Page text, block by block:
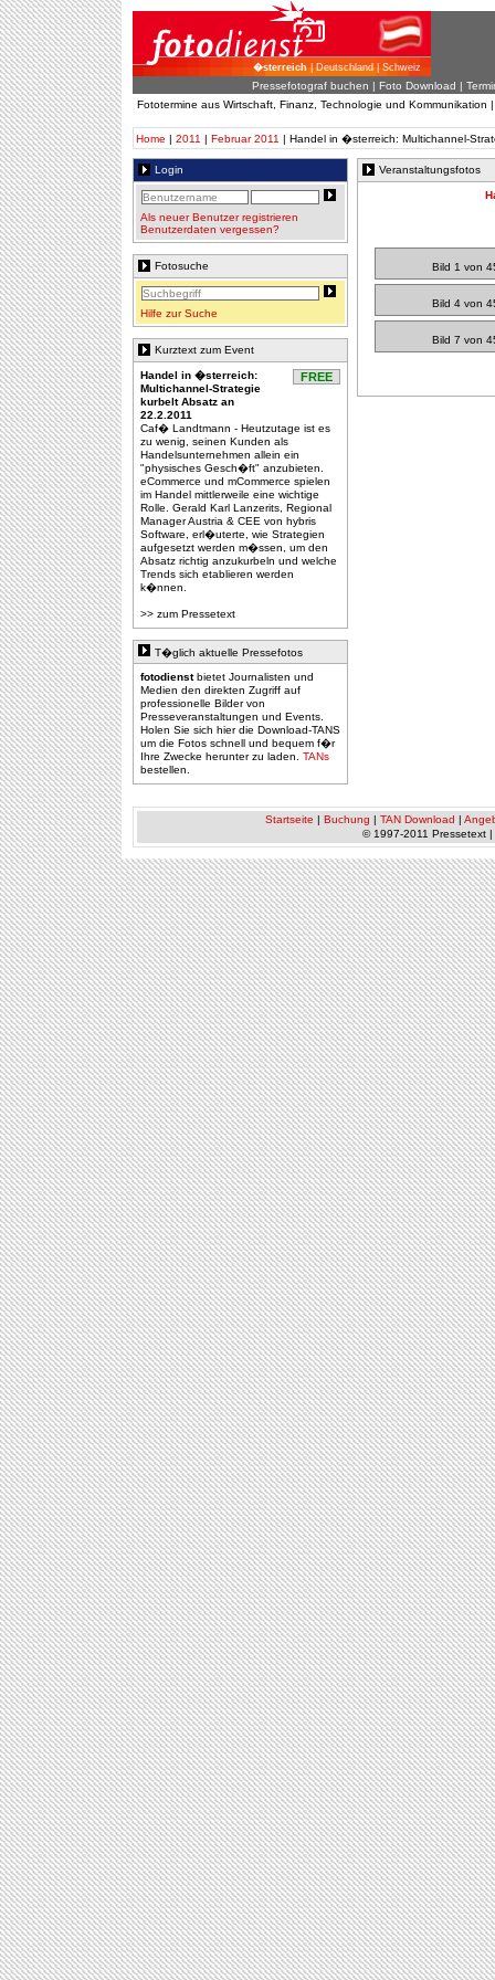
�sterreich| Deutschland | Schweiz
Pressefotograf buchen | Foto Download |
Fototermine aus Wirtschaft, Finanz, Technologie und Kommunikation
Home | 2011 | Februar 2011 | Handel in �sterreich: Multichannel-
Login
Als neuer Benutzer registrieren
Benutzerdaten vergessen?
Fotosuche
Hilfe zur Suche
Kurztext zum Event
FREE
Handel in �sterreich:
Multichannel-Strategie
kurbelt Absatz an
22.2.2011
Caf� Landtmann - Heutzutage ist es
zu wenig, seinen Kunden als
Handelsunternehmen allein ein
"physisches Gesch�ft" anzubieten.
eCommerce und mCommerce spielen
im Handel mittlerweile eine wichtige
Rolle. Gerald Karl Lanzerits, Regional
Manager Austria & CEE von hybris
Software, erl�uterte, wie Strategien
aufgesetzt werden m�ssen, um den
Absatz richtig anzukurbeln und welche
Trends sich etablieren werden
k�nnen.
>> zum Pressetext
T�glich aktuelle Pressefotos
fotodienstbietet Journalisten und
Medien den direkten Zugriff auf
professionelle Bilder von
Presseveranstaltungen und Events.
Holen Sie sich hier die Download-TANS
um die Fotos schnell und bequem f�r
Ihre Zwecke herunter zu laden. TANs
bestellen.
Veranstaltungsfotos
Bild 1 von
Bild 4 von
Bild 7 von
Startseite | Buchung | TAN Download |
© 1997-2011 Pressetext